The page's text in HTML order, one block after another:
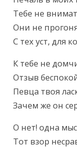
Тебе не
Они не
С тех уст, для
К тебе не
Отзыв
Певца твоя
Зачем же он
О нет! одна
Тот взор